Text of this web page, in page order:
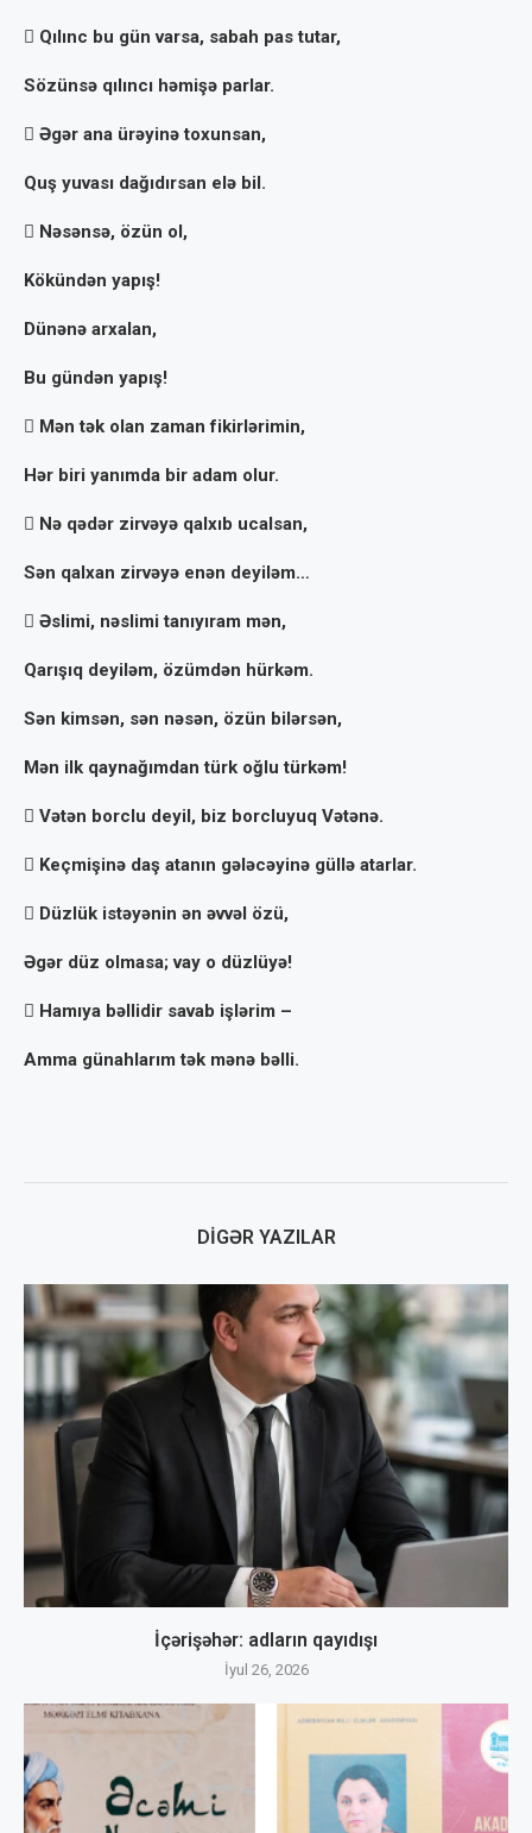
 Qılınc bu gün varsa, sabah pas tutar,
Sözünsə qılıncı həmişə parlar.
 Əgər ana ürəyinə toxunsan,
Quş yuvası dağıdırsan elə bil.
 Nəsənsə, özün ol,
Kökündən yapış!
Dünənə arxalan,
Bu gündən yapış!
 Mən tək olan zaman fikirlərimin,
Hər biri yanımda bir adam olur.
 Nə qədər zirvəyə qalxıb ucalsan,
Sən qalxan zirvəyə enən deyiləm…
 Əslimi, nəslimi tanıyıram mən,
Qarışıq deyiləm, özümdən hürkəm.
Sən kimsən, sən nəsən, özün bilərsən,
Mən ilk qaynağımdan türk oğlu türkəm!
 Vətən borclu deyil, biz borcluyuq Vətənə.
 Keçmişinə daş atanın gələcəyinə güllə atarlar.
 Düzlük istəyənin ən əvvəl özü,
Əgər düz olmasa; vay o düzlüyə!
 Hamıya bəllidir savab işlərim –
Amma günahlarım tək mənə bəlli.
DIGƏR YAZILAR
İçərişəhər: adların qayıdışı
İyul 26, 2026